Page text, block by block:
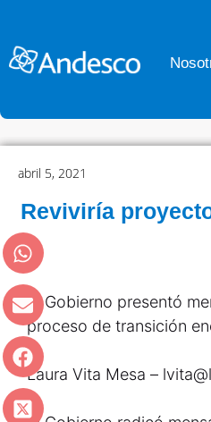
abril 5, 2021
Reviviría
El Gobierno presentó
proceso de transición
Laura Vita Mesa –